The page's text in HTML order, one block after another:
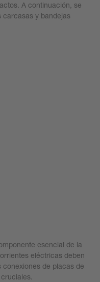
A continuación, se
carcasas y bandejas
esencial de la
eléctricas deben
de placas de